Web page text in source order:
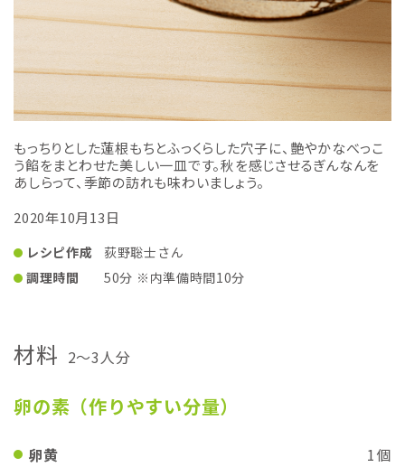
もっちりとした蓮根もちとふっくらした穴子に、艶やかなべっこ
う餡をまとわせた美しい一皿です。秋を感じさせるぎんなんを
あしらって、季節の訪れも味わいましょう。
2020年10月13日
レシピ作成
荻野聡士さん
調理時間
50分 ※内準備時間10分
材料 2～3人分
卵の素（作りやすい分量）
卵黄
1個